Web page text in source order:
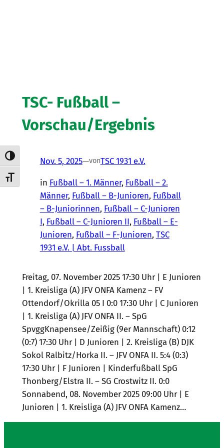
Umschalten auf hohe Kontraste
Schrift vergrößern
TSC- Fußball –
Vorschau/Ergebnis
Nov. 5, 2025—vonTSC 1931 e.V.
in Fußball – 1. Männer, Fußball – 2.
Männer, Fußball – B-Junioren, Fußball
– B-Juniorinnen, Fußball – C-Junioren
I, Fußball – C-Junioren II, Fußball – E-
Junioren, Fußball – F-Junioren, TSC
1931 e.V. | Abt. Fussball
Freitag, 07. November 2025 17:30 Uhr | E Junioren
| 1. Kreisliga (A) JFV ONFA Kamenz – FV
Ottendorf/Okrilla 05 I 0:0 17:30 Uhr | C Junioren
| 1. Kreisliga (A) JFV ONFA II. – SpG
SpvggKnapensee/Zeißig (9er Mannschaft) 0:12
(0:7) 17:30 Uhr | D Junioren | 2. Kreisliga (B) DJK
Sokol Ralbitz/Horka II. – JFV ONFA II. 5:4 (0:3)
17:30 Uhr | F Junioren | Kinderfußball SpG
Thonberg/Elstra II. – SG Crostwitz II. 0:0
Sonnabend, 08. November 2025 09:00 Uhr | E
Junioren | 1. Kreisliga (A) JFV ONFA Kamenz…